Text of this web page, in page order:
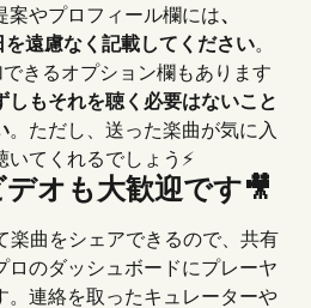
やプロフィール欄には、
遠慮なく記載してください。
きるオプション欄もあります
しもそれを聴く必要はないこと
。ただし、送った楽曲が気に入
てくれるでしょう⚡️
オも大歓迎です🎥
楽曲をシェアできるので、共有
のダッシュボードにプレーヤ
。連絡を取ったキュレーターや